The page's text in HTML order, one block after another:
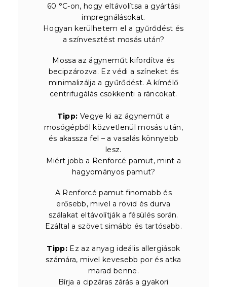
60 °C-on, hogy eltávolítsa a gyártási
impregnálásokat.
Hogyan kerülhetem el a gyűrődést és
a színvesztést mosás után?
Mossa az ágyneműt kifordítva és
becipzározva. Ez védi a színeket és
minimalizálja a gyűrődést. A kímélő
centrifugálás csökkenti a ráncokat.
Tipp: Vegye ki az ágyneműt a
mosógépből közvetlenül mosás után,
és akassza fel – a vasalás könnyebb
lesz.
Miért jobb a Renforcé pamut, mint a
hagyományos pamut?
A Renforcé pamut finomabb és
erősebb, mivel a rövid és durva
szálakat eltávolítják a fésülés során.
Ezáltal a szövet simább és tartósabb.
Tipp: Ez az anyag ideális allergiások
számára, mivel kevesebb por és atka
marad benne.
Bírja a cipzáras zárás a gyakori